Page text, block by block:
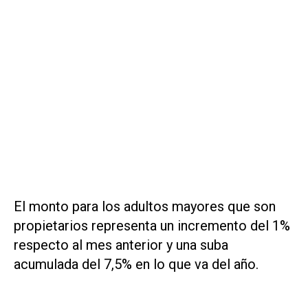
El monto para los adultos mayores que son
propietarios representa un incremento del 1%
respecto al mes anterior y una suba
acumulada del 7,5% en lo que va del año.